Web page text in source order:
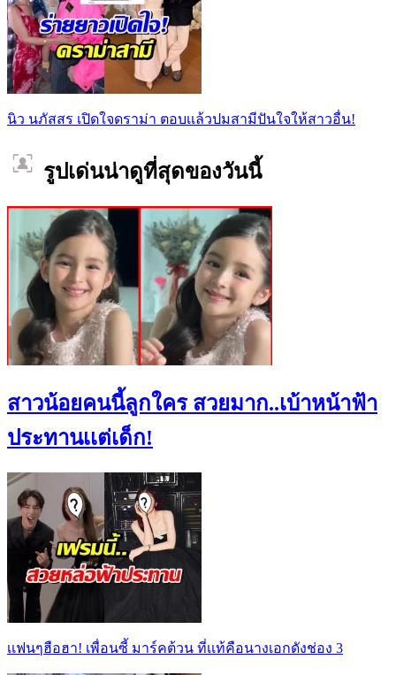
นิว นภัสสร เปิดใจดราม่า ตอบเเล้วปมสามีปันใจให้สาวอื่น!
รูปเด่นน่าดูที่สุดของวันนี้
สาวน้อยคนนี้ลูกใคร สวยมาก..เบ้าหน้าฟ้า
ประทานเเต่เด็ก!
เเฟนๆฮือฮา! เพื่อนซี้ มาร์คต้วน ที่เเท้คือนางเอกดังช่อง 3